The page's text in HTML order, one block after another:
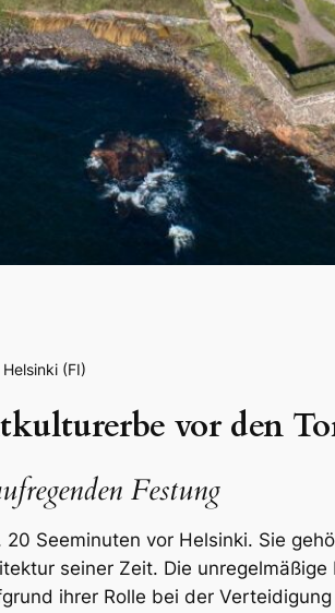
(FI)
vor den
Festung
Seeminuten vor Helsinki. Sie
seiner Zeit. Die
ihrer Rolle bei der